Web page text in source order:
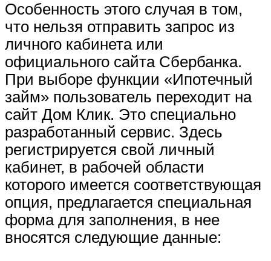
Особенность этого случая в том,
что нельзя отправить запрос из
личного кабинета или
официального сайта Сбербанка.
При выборе функции «Ипотечный
займ» пользователь переходит на
сайт Дом Клик. Это специально
разработанный сервис. Здесь
регистрируется свой личный
кабинет, в рабочей области
которого имеется соответствующая
опция, предлагается специальная
форма для заполнения, в нее
вносятся следующие данные: